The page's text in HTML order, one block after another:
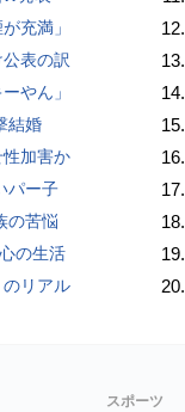
充満」
表の訳
やん」
結婚
加害か
パー子
の苦悩
の生活
リアル
12.
13.
14.
15.
16.
17.
18.
19.
20.
スポーツ